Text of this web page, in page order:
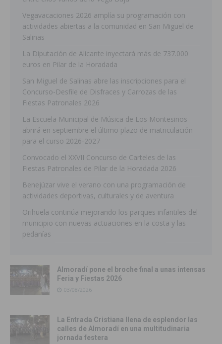
Vegavacaciones 2026 amplía su programación con
actividades abiertas a la comunidad en San Miguel de
Salinas
La Diputación de Alicante inyectará más de 737.000
euros en Pilar de la Horadada
San Miguel de Salinas abre las inscripciones para el
Concurso-Desfile de Disfraces y Carrozas de las
Fiestas Patronales 2026
La Escuela Municipal de Música de Los Montesinos
abrirá en septiembre el último plazo de matriculación
para el curso 2026-2027
Convocado el XXVII Concurso de Carteles de las
Fiestas Patronales de Pilar de la Horadada 2026
Benejúzar vive el verano con una programación de
actividades deportivas, culturales y de aventura
Orihuela continúa mejorando los parques infantiles del
municipio con nuevas actuaciones en la costa y las
pedanías
Almoradí pone el broche final a unas intensas
Feria y Fiestas 2026
03/08/2026
La Entrada Cristiana llena de esplendor las
calles de Almoradí en una multitudinaria
jornada festera